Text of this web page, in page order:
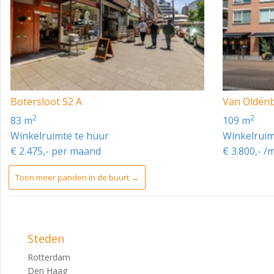
Botersloot 52 A
83 m2
Winkelruimte te huur
€ 2.475,- per maand
Van
109 m2
€ 3.800,- /
Toon meer panden in de buurt →
Steden
Rotterdam
Den Haag